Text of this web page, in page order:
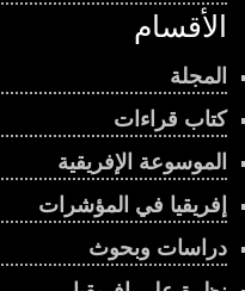
الأقسام
المجلة
كتاب قراءات
الموسوعة الإفريقية
إفريقيا في المؤشرات
دراسات وبحوث